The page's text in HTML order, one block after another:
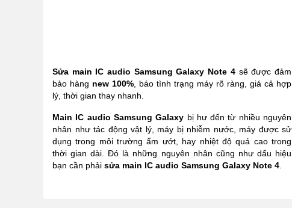
Sửa main IC audio Samsung Galaxy Note 4sẽ được đảm
bảo hàng new 100% , báo tình trạng máy rõ ràng, giá cả hợp
lý, thời gian thay nhanh.
Main IC audio Samsung Galaxy bị hư đến từ nhiều nguyên
nhân như tác động vật lý, máy bị nhiễm nước, máy được sử
dụng trong môi trường ẩm ướt, hay nhiệt độ quá cao trong
thời gian dài. Đó là những nguyên nhân cũng như dấu hiệu
bạn cần phải sửa main IC audio Samsung Galaxy Note 4